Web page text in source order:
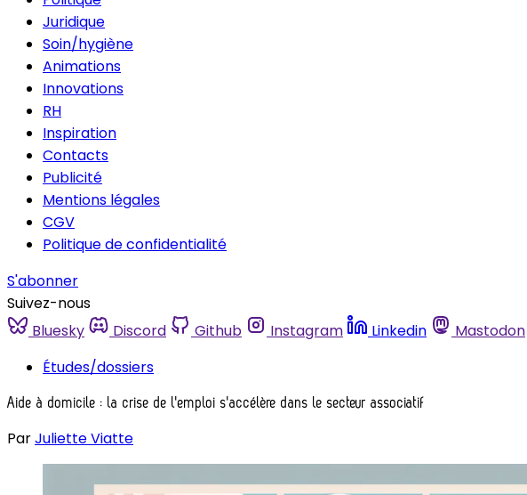
Juridique
Soin/hygiène
Animations
Innovations
RH
Inspiration
Contacts
Publicité
Mentions légales
CGV
Politique de confidentialité
S'abonner
Suivez-nous
Bluesky
Discord Github Instagram Linkedin Mastodon
Études/dossiers
Aide à domicile : la crise de l'emploi s'accélère dans le secteur associatif
ParJuliette Viatte